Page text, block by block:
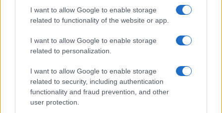
I want to allow Google to enable storage
related to functionality of the website or app.
I want to allow Google to enable storage
related to personalization.
I want to allow Google to enable storage
related to security, including authentication
functionality and fraud prevention, and other
user protection.
Νέο Audi A2 e-tron με στόχο την κορυφή της
Μασλαρινός: «Χάσαμε το
μυαλό μας»